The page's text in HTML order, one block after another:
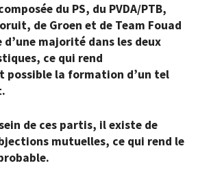
du PS, du PVDA/PTB,
de Groen et de Team Fouad
d’une majorité dans les deux
ce qui rend
possible la formation d’un tel
de ces partis, il existe de
mutuelles, ce qui rend le